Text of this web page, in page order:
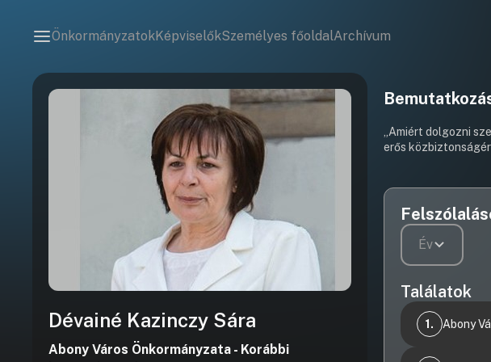
ÖnkormányzatokKépviselőkSzemélyes főoldalArchívum
Dévainé Kazinczy Sára
Abony Város Önkormányzata - Korábbi
„Amiért dolgozni
erős
Év
Találatok
1. Abony